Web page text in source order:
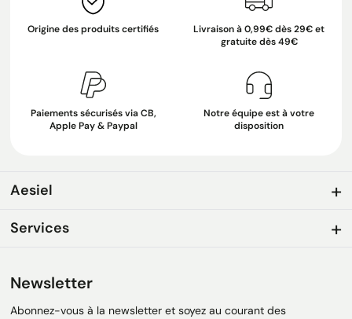
Origine des produits certifiés
Livraison à 0,99€ dès 29€ et
gratuite dès 49€
Paiements sécurisés via CB,
Apple Pay & Paypal
Notre équipe est à votre
disposition
Aesiel
Services
Newsletter
Abonnez-vous à la newsletter et soyez au courant des